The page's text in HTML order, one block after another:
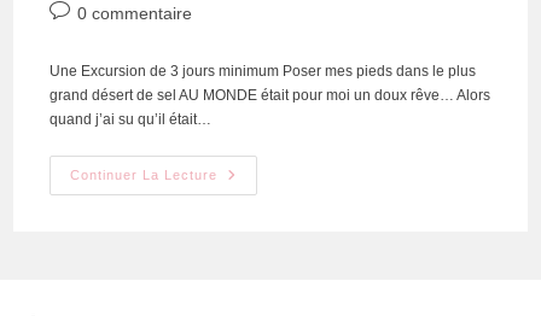
0 commentaire
Une Excursion de 3 jours minimum Poser mes pieds dans le plus
grand désert de sel AU MONDE était pour moi un doux rêve… Alors
quand j’ai su qu’il était…
Continuer La Lecture